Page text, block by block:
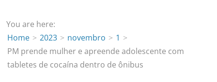
You are here:
Home
2023 novembro
1
PM prende mulher e apreende adolescente com
tabletes de cocaína dentro de ônibus